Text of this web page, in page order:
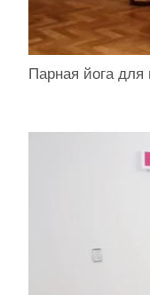
Парная йога